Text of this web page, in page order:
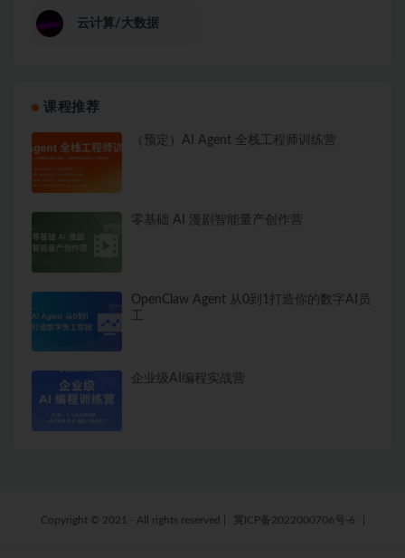
云计算/大数据
课程推荐
（预定）AI Agent 全栈工程师训练营
零基础 AI 漫剧智能量产创作营
OpenClaw Agent 从0到1打造你的数字AI员
企业级AI编程实战营
Copyright © 2021 - All rights reserved 冀ICP备2022000706号-6